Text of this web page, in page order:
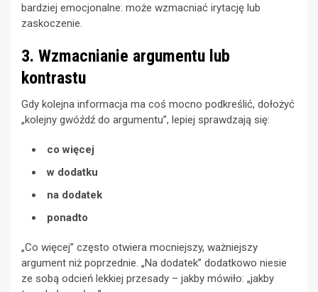
bardziej emocjonalne: może wzmacniać irytację lub
zaskoczenie.
3. Wzmacnianie argumentu lub
kontrastu
Gdy kolejna informacja ma coś mocno podkreślić, dołożyć
„kolejny gwóźdź do argumentu”, lepiej sprawdzają się:
co więcej
w dodatku
na dodatek
ponadto
„Co więcej” często otwiera mocniejszy, ważniejszy
argument niż poprzednie. „Na dodatek” dodatkowo niesie
ze sobą odcień lekkiej przesady – jakby mówiło: „jakby